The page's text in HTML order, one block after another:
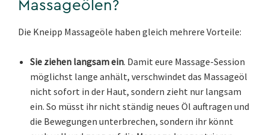
Massageölen?
Die Kneipp Massageöle haben gleich mehrere Vorteile:
Sie ziehen langsam ein. Damit eure Massage-Session
möglichst lange anhält, verschwindet das Massageöl
nicht sofort in der Haut, sondern zieht nur langsam
ein. So müsst ihr nicht ständig neues Öl auftragen und
die Bewegungen unterbrechen, sondern ihr könnt